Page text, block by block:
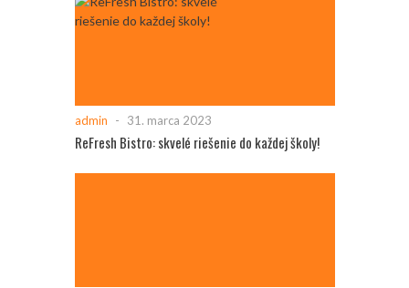
admin - 31. marca 2023
ReFresh Bistro: skvelé riešenie do každej školy!